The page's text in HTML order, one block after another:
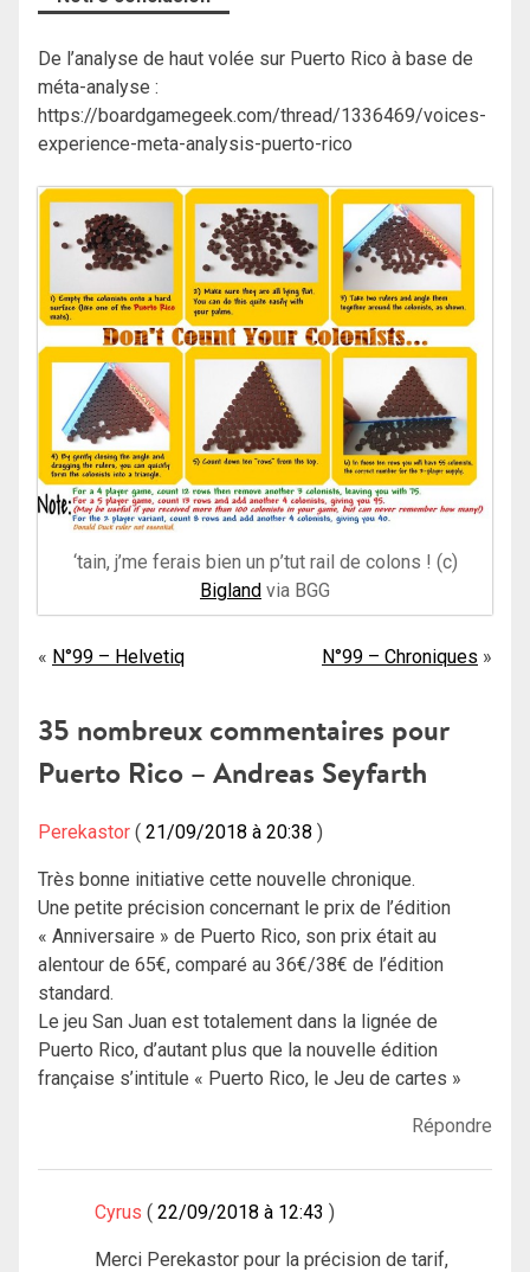
De l’analyse de haut volée sur Puerto Rico à base de
méta-analyse :
https://boardgamegeek.com/thread/1336469/voices-
experience-meta-analysis-puerto-rico
‘tain, j’me ferais bien un p’tut rail de colons ! (c)
Bigland via BGG
Navigation
l’article
N°99 – Helvetiq N°99 – Chroniques
35 nombreux commentaires pour
Puerto Rico – Andreas Seyfarth
Perekastor 21/09/2018 à 20:38
Très bonne initiative cette nouvelle chronique.
Une petite précision concernant le prix de l’édition
« Anniversaire » de Puerto Rico, son prix était au
alentour de 65€, comparé au 36€/38€ de l’édition
standard.
Le jeu San Juan est totalement dans la lignée de
Puerto Rico, d’autant plus que la nouvelle édition
française s’intitule « Puerto Rico, le Jeu de cartes »
Répondre
Cyrus 22/09/2018 à 12:43
Merci Perekastor pour la précision de tarif,